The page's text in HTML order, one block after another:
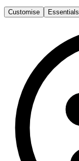
Customise